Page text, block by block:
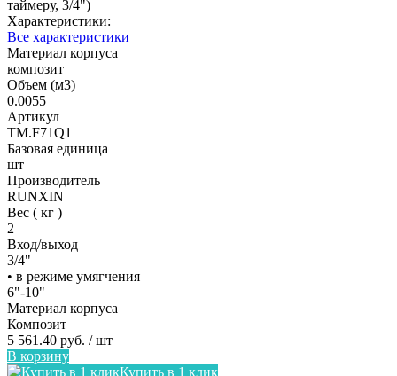
таймеру, 3/4")
Характеристики:
Все характеристики
Материал корпуса
композит
Объем (м3)
0.0055
Артикул
TM.F71Q1
Базовая единица
шт
Производитель
RUNXIN
Вес ( кг )
2
Вход/выход
3/4"
• в режиме умягчения
6"-10"
Материал корпуса
Композит
5 561.40 руб. / шт
В корзину
Купить в 1 клик